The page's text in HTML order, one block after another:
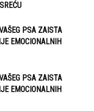
PSA ZAISTA
EMOCIONALNIH
PSA ZAISTA
EMOCIONALNIH